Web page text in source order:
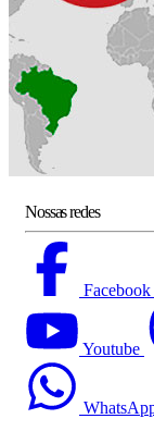
Nossas redes
Facebook
Youtube